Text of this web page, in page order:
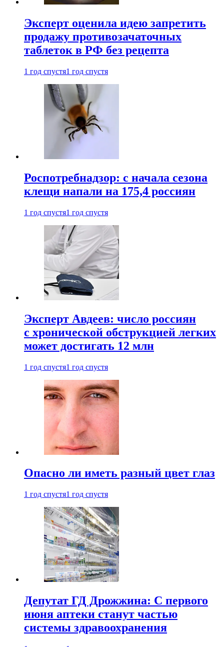
Эксперт оценила идею запретить
продажу противозачаточных
таблеток в РФ без рецепта
1 год спустя1 год спустя
Роспотребнадзор: с начала сезона
клещи напали на 175,4 россиян
1 год спустя1 год спустя
Эксперт Авдеев: число россиян
с хронической обструкцией легких
может достигать 12 млн
1 год спустя1 год спустя
Опасно ли иметь разный цвет глаз
1 год спустя1 год спустя
Депутат ГД Дрожжина: С первого
июня аптеки станут частью
системы здравоохранения